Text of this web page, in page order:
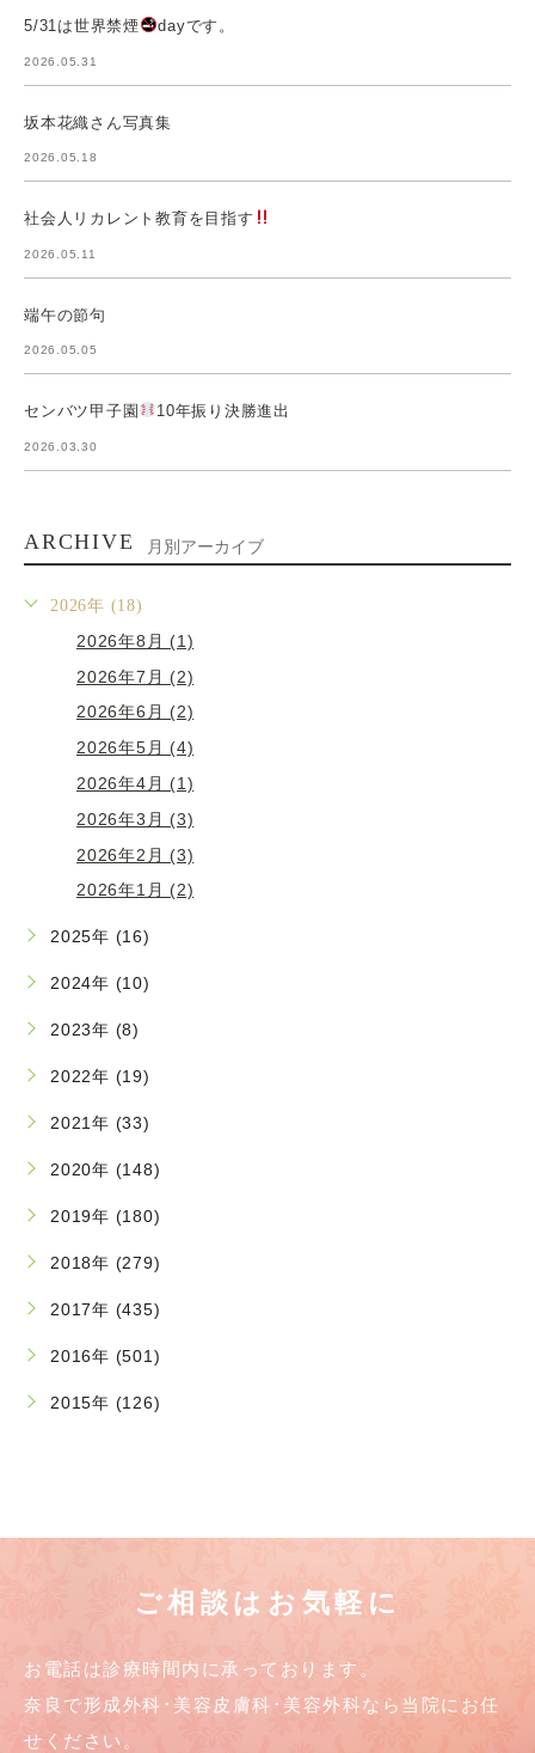
5/31は世界禁煙 dayです。
2026.05.31
坂本花織さん写真集
2026.05.18
社会人リカレント教育を目指す
2026.05.11
端午の節句
2026.05.05
センバツ甲子園 10年振り決勝進出
2026.03.30
ARCHIVE 月別アーカイブ
2026年 (18)
2026年8月 (1)
2026年7月 (2)
2026年6月 (2)
2026年5月 (4)
2026年4月 (1)
2026年3月 (3)
2026年2月 (3)
2026年1月 (2)
2025年 (16)
2024年 (10)
2023年 (8)
2022年 (19)
2021年 (33)
2020年 (148)
2019年 (180)
2018年 (279)
2017年 (435)
2016年 (501)
2015年 (126)
ご相談はお気軽に
お電話は診療時間内に承っております。
奈良で形成外科･美容皮膚科･美容外科なら当院にお任
せください。